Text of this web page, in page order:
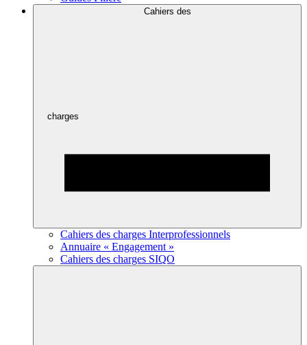
Cahiers des
charges
Cahiers des charges Interprofessionnels
Annuaire « Engagement »
Cahiers des charges SIQO